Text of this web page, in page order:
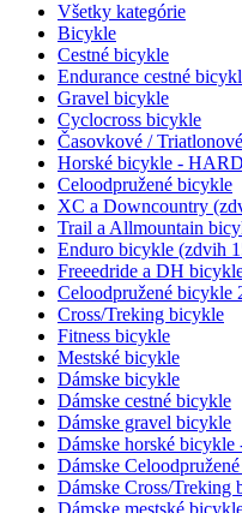
Všetky kategórie
Bicykle
Cestné bicykle
Endurance cestné
Gravel bicykle
Cyclocross bicykle
Časovkové /
Horské bicykle -
Celoodpružené bicykle
XC a Downcountry
Trail a Allmountain
Enduro bicykle (zdvih
Freeedride a DH
Celoodpružené bicykle
Cross/Treking bicykle
Fitness bicykle
Mestské bicykle
Dámske bicykle
Dámske cestné bicykle
Dámske gravel bicykle
Dámske horské
Dámske
Dámske Cross/Treking
Dámske mestské